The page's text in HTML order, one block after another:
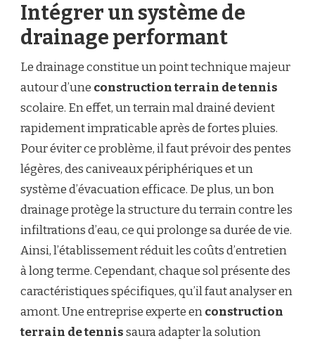
Intégrer un système de
drainage performant
Le drainage constitue un point technique majeur
autour d’une construction terrain de tennis
scolaire. En effet, un terrain mal drainé devient
rapidement impraticable après de fortes pluies.
Pour éviter ce problème, il faut prévoir des pentes
légères, des caniveaux périphériques et un
système d’évacuation efficace. De plus, un bon
drainage protège la structure du terrain contre les
infiltrations d’eau, ce qui prolonge sa durée de vie.
Ainsi, l’établissement réduit les coûts d’entretien
à long terme. Cependant, chaque sol présente des
caractéristiques spécifiques, qu’il faut analyser en
amont. Une entreprise experte enconstruction
terrain de tennissaura adapter la solution